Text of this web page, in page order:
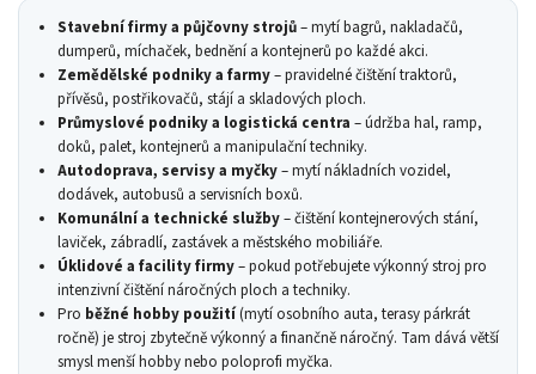
Stavební firmy a půjčovny strojů– mytí bagrů, nakladačů,
dumperů, míchaček, bednění a kontejnerů po každé akci.
Zemědělské podniky a farmy– pravidelné čištění traktorů,
přívěsů, postřikovačů, stájí a skladových ploch.
Průmyslové podniky a logistická centra – údržba hal, ramp,
doků, palet, kontejnerů a manipulační techniky.
Autodoprava, servisy a myčky– mytí nákladních vozidel,
dodávek, autobusů a servisních boxů.
Komunální a technické služby– čištění kontejnerových stání,
laviček, zábradlí, zastávek a městského mobiliáře.
Úklidové a facility firmy– pokud potřebujete výkonný stroj pro
intenzivní čištění náročných ploch a techniky.
Pro běžné hobby použití(mytí osobního auta, terasy párkrát
ročně) je stroj zbytečně výkonný a finančně náročný. Tam dává větší
smysl menší hobby nebo poloprofi myčka.